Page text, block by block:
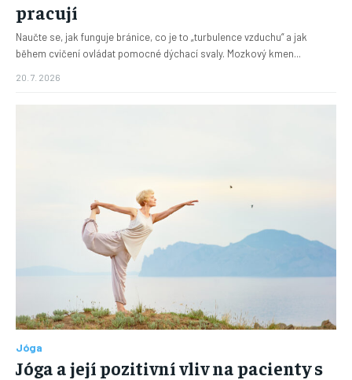
pracují
Naučte se, jak funguje bránice, co je to „turbulence vzduchu“ a jak
během cvičení ovládat pomocné dýchací svaly. Mozkový kmen...
20. 7. 2026
Jóga
Jóga a její pozitivní vliv na pacienty s